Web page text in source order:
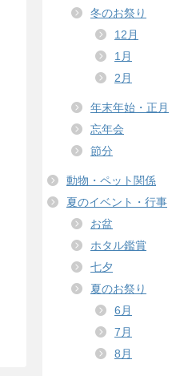
冬のお祭り
12月
1月
2月
年末年始・正月
忘年会
節分
動物・ペット関係
夏のイベント・行事
お盆
ホタル鑑賞
七夕
夏のお祭り
6月
7月
8月